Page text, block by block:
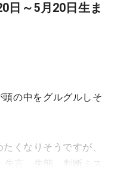
日～5月20日生ま
の中をグルグルしそ
くなりそうですが、
言、失態、判断ミス